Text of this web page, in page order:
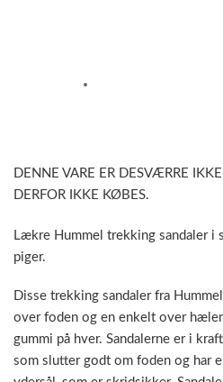
DENNE VARE ER DESVÆRRE
DERFOR IKKE KØBES.
Lækre Hummel trekking sandaler i
piger.
Disse trekking sandaler fra
over foden og en enkelt over
gummi på hver. Sandalerne er i
som slutter godt om foden og har